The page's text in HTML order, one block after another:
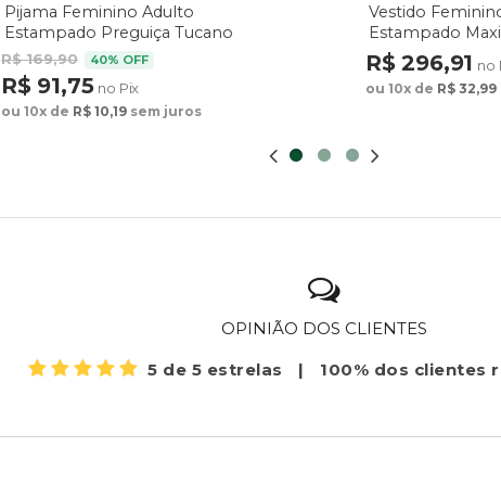
Pijama Feminino Adulto
Estampado Preguiça Tucano
Fundo Marrom
R$ 169,90 40% OFF
R$ 91,75 no Pix
ou 10x de R$ 10,19 sem juros
Vestido
Estampado
R$ 296,91 no
ou 10x de R$ 32,99
OPINIÃO DOS CLIENTES
5 de 5 estrelas
| 100% dos clientes